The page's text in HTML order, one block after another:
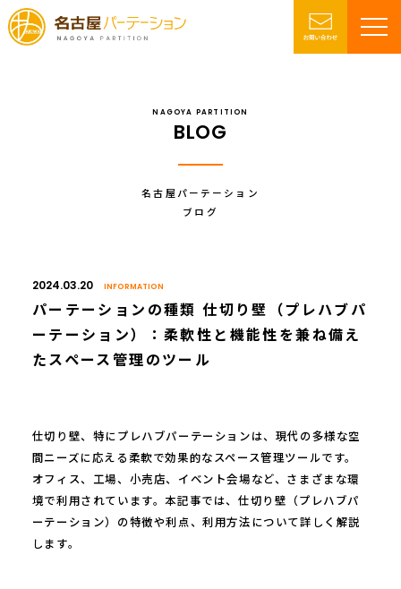
NAGOYA PARTITION
BLOG
名古屋パーテーション
ブログ
2024.03.20 INFORMATION
パーテーションの種類 仕切り壁（プレハブパ
ーテーション）：柔軟性と機能性を兼ね備え
たスペース管理のツール
仕切り壁、特にプレハブパーテーションは、現代の多様な空
間ニーズに応える柔軟で効果的なスペース管理ツールです。
オフィス、工場、小売店、イベント会場など、さまざまな環
境で利用されています。本記事では、仕切り壁（プレハブパ
ーテーション）の特徴や利点、利用方法について詳しく解説
します。